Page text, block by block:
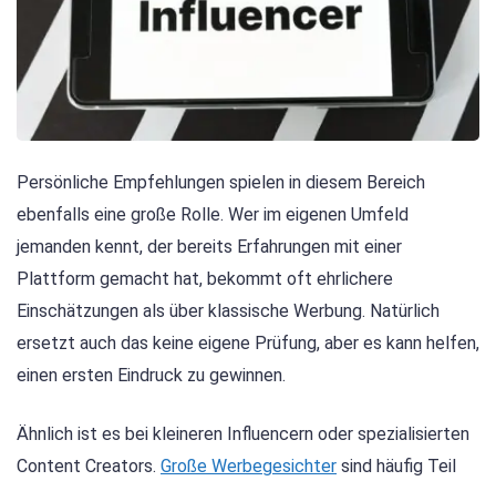
Persönliche Empfehlungen spielen in diesem Bereich
ebenfalls eine große Rolle. Wer im eigenen Umfeld
jemanden kennt, der bereits Erfahrungen mit einer
Plattform gemacht hat, bekommt oft ehrlichere
Einschätzungen als über klassische Werbung. Natürlich
ersetzt auch das keine eigene Prüfung, aber es kann helfen,
einen ersten Eindruck zu gewinnen.
Ähnlich ist es bei kleineren Influencern oder spezialisierten
Content Creators. Große Werbegesichter sind häufig Teil